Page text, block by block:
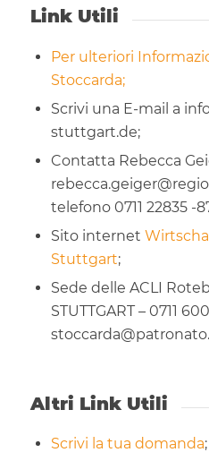
Link Utili
Per ulteriori
Stoccarda;
Scrivi una E-mail a
stuttgart.de;
Contatta Rebecca
telefono 0711 22835 -
Sito internet
Stuttgart;
Sede delle ACLI
STUTTGART – 0711
Altri Link Utili
Scrivi la tua domanda;